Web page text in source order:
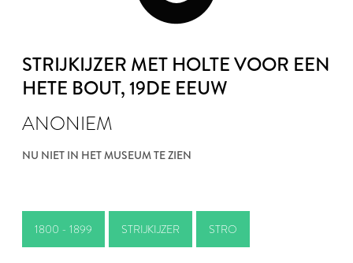
STRIJKIJZER MET HOLTE VOOR EEN
HETE BOUT, 19DE EEUW
ANONIEM
NU NIET IN HET MUSEUM TE ZIEN
1800 - 1899 STRIJKIJZER STRO